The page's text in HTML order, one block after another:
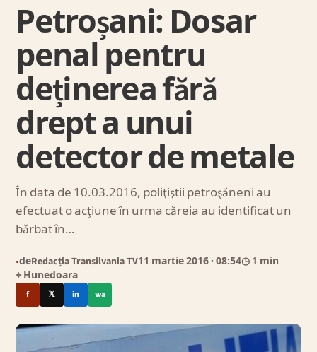
Petroșani: Dosar
penal pentru
deținerea fără
drept a unui
detector de metale
În data de 10.03.2016, poliţiştii petroşăneni au
efectuat o acţiune în urma căreia au identificat un
bărbat în…
●deRedacția Transilvania TV11 martie 2016 · 08:54◷ 1 min
⌖ Hunedoara
f 𝕏 in wa